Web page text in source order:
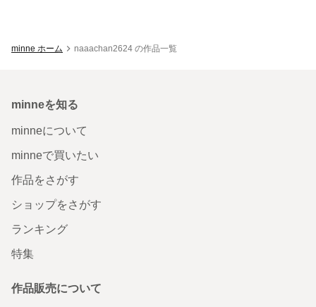
minne ホーム naaachan2624 の作品一覧
minneを知る
minneについて
minneで買いたい
作品をさがす
ショップをさがす
ランキング
特集
作品販売について